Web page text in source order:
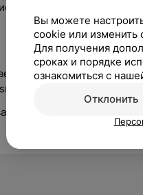
по
и проверенными
мастер, который
Вы можете
cookie или изменить
Для получения
сроках и порядке
ознакомиться с
Отклонить